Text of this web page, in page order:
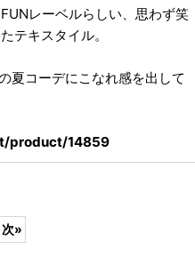
レーベルらしい、思わず笑
テキスタイル。
夏コーデにこなれ感を出して
product/14859
次»